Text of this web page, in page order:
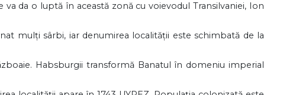
da o luptă în această zonă cu voievodul Transilvaniei, Ion
mulţi sârbi, iar denumirea localităţii este schimbată de la
Habsburgii transformă Banatul în domeniu imperial